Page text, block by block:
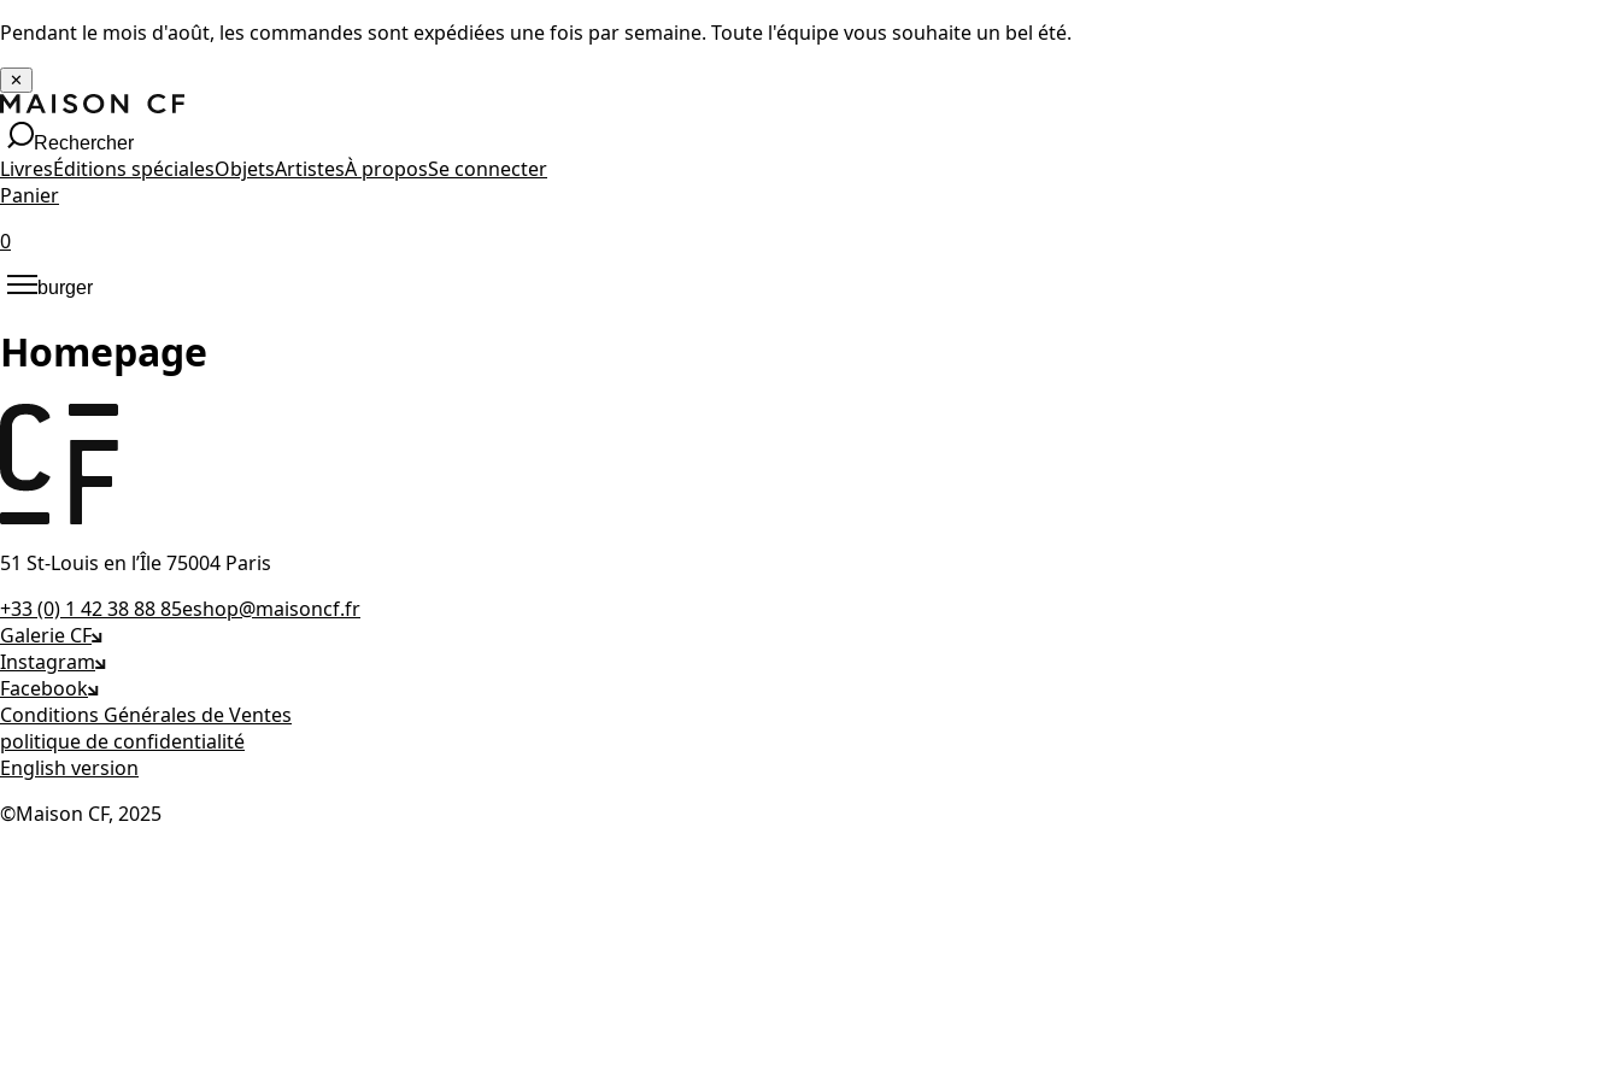
Pendant le mois d'août, les commandes sont expédiées une fois par semaine. Toute l'équipe vous souhaite un bel été.
✕
Rechercher
LivresÉditions spécialesObjetsArtistesÀ proposSe connecter
Panier
0
burger
Homepage
51 St-Louis en l’Île 75004 Paris
+33 (0) 1 42 38 88 85eshop@maisoncf.fr
Galerie CF
Instagram
Facebook
Conditions Générales de Ventes
politique de confidentialité
English version
©Maison CF, 2025